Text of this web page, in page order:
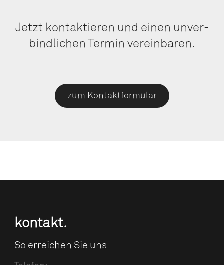
Jetzt kon­tak­tie­ren und einen unver­
bind­li­chen Ter­min vereinbaren.
zum Kon­takt­for­mu­lar
kon­takt.
So errei­chen Sie uns